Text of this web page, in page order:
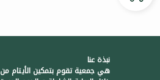
نبذة عنا
هي جمعية تقوم بتمكين الأيتام